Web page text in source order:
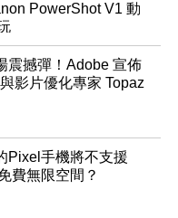
PowerShot V1 動
震撼彈！Adobe 宣佈
影片優化專家 Topaz
Pixel手機將不支援
費無限空間？